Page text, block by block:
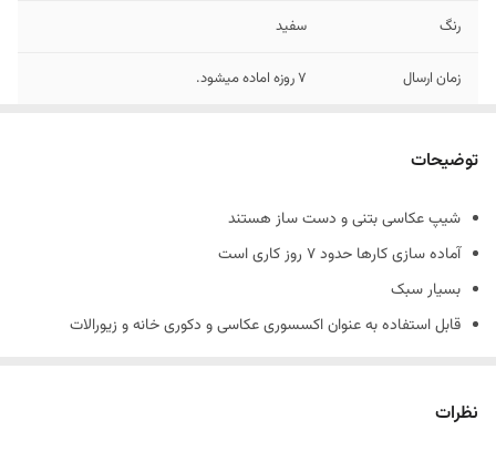
رنگ سفید
زمان ارسال 7 روزه اماده میشود.
توضیحات
شیپ عکاسی بتنی و دست ساز هستند
آماده سازی کارها حدود 7 روز کاری است
بسیار سبک
قابل استفاده به عنوان اکسسوری عکاسی و دکوری خانه و زیورالات
نظرات